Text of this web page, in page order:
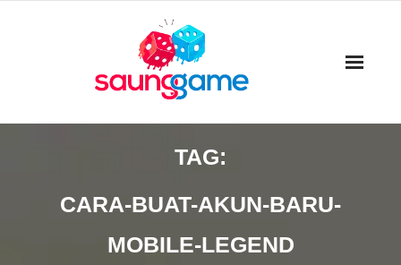
TAG:
CARA-BUAT-AKUN-BARU-
MOBILE-LEGEND